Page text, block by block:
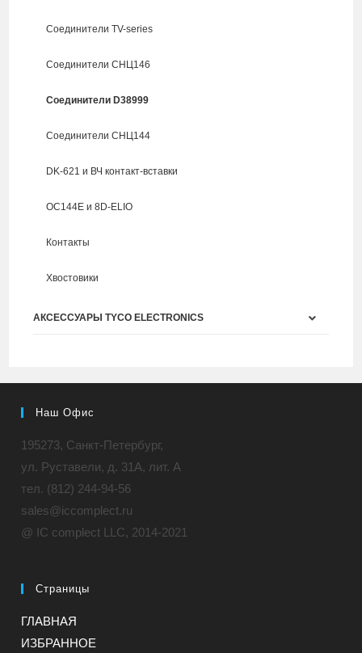
Соединители TV-series
Соединители СНЦ146
Соединители D38999
Соединители СНЦ144
DK-621 и ВЧ контакт-вставки
ОС144Е и 8D-ELIO
Контакты
Хвостовики
АКСЕССУАРЫ TYCO ELECTRONICS
Наш Офис
195273, Санкт-Петербург,
ул. Руставели, д. 31A, лит. А
тел. (812) 244-94-56
sales@iccomplect.ru
@ IC complect LLC, 2014-2021
Страницы
ГЛАВНАЯ
ИЗБРАННОЕ